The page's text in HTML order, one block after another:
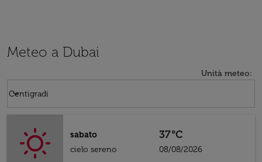
Meteo a Dubai
Unità meteo:
Centigradi
keyboard_arrow_down
sabato
cielo sereno
37°C
08/08/2026